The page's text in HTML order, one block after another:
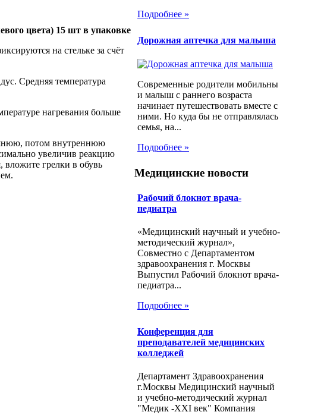
цвета) 15 шт в упаковке
на стельке за счёт
Средняя температура
нагревания больше
потом внутреннюю
увеличив реакцию
вложите грелки в обувь
Подробнее »
Дорожная аптечка для малыша
Современные родители мобильны
и малыш с раннего возраста
начинает путешествовать вместе с
ними. Но куда бы не отправлялась
семья, на...
Подробнее »
Медицинские новости
Рабочий блокнот врача-
педиатра
«Медицинский научный и учебно-
методический журнал»,
Совместно с Департаментом
здравоохранения г. Москвы
Выпустил Рабочий блокнот врача-
педиатра...
Подробнее »
Конференция для
преподавателей медицинских
колледжей
Департамент Здравоохранения
г.Москвы Медицинский научный
и учебно-методический журнал
"Медик -ХХI век" Компания